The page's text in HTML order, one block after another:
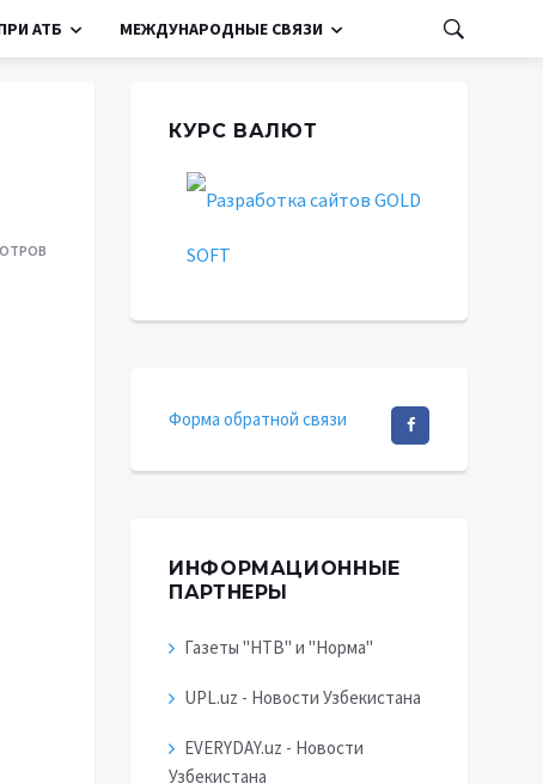
АТБ МЕЖДУНАРОДНЫЕ СВЯЗИ
КУРС ВАЛЮТ
Форма обратной связи
ИНФОРМАЦИОННЫЕ
ПАРТНЕРЫ
Газеты "НТВ" и "Норма"
UPL.uz - Новости Узбекистана
EVERYDAY.uz - Новости
Узбекистана